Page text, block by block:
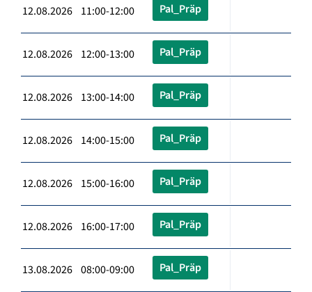
12.08.2026 11:00-12:00 Pal_Präp
12.08.2026 12:00-13:00 Pal_Präp
12.08.2026 13:00-14:00 Pal_Präp
12.08.2026 14:00-15:00 Pal_Präp
12.08.2026 15:00-16:00 Pal_Präp
12.08.2026 16:00-17:00 Pal_Präp
13.08.2026 08:00-09:00 Pal_Präp